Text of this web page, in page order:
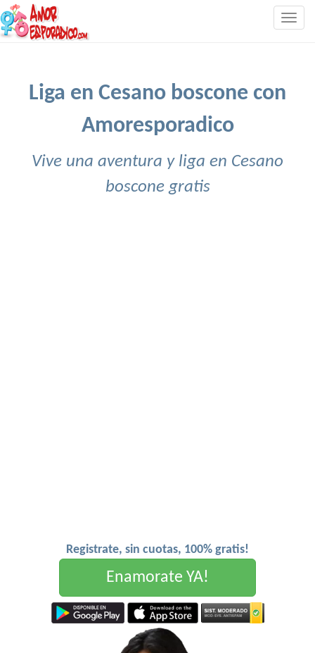
Liga en Cesano boscone con
Amoresporadico
Vive una aventura y liga en Cesano
boscone gratis
Registrate, sin cuotas, 100% gratis!
Enamorate YA!